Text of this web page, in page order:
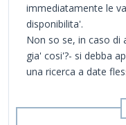
immediatamente le
disponibilita'.
Non so se, in caso di
gia' cosi'?- si debba
una ricerca a date